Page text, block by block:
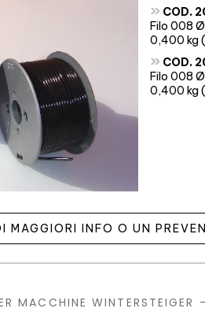
» COD.
Filo 008
0,400 kg
» COD.
Filo 008
0,400 kg
MAGGIORI INFO O UN
MACCHINE WINTERSTEIGER